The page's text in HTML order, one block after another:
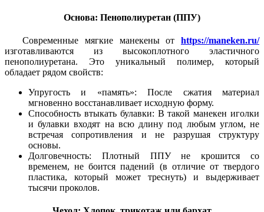
Основа: Пенополиуретан (ППУ)
Современные мягкие манекены от https://maneken.ru/
изготавливаются из высокоплотного эластичного
пенополиуретана. Это уникальный полимер, который
обладает рядом свойств:
Упругость и «память»: После сжатия материал
мгновенно восстанавливает исходную форму.
Способность втыкать булавки: В такой манекен иголки
и булавки входят на всю длину под любым углом, не
встречая сопротивления и не разрушая структуру
основы.
Долговечность: Плотный ППУ не крошится со
временем, не боится падений (в отличие от твердого
пластика, который может треснуть) и выдерживает
тысячи проколов.